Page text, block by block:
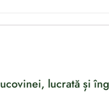
lucrată și